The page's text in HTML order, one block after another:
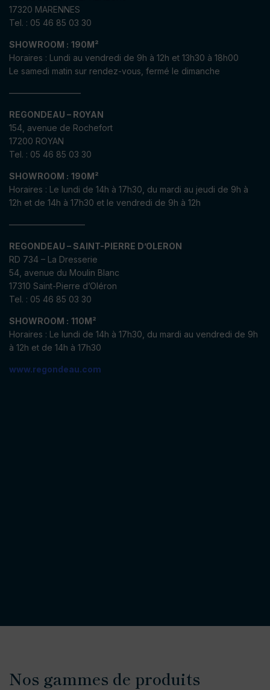
17320 MARENNES
Tel. : 05 46 85 03 30
SHOWROOM : 190M²
Horaires : Lundi au vendredi de 9h à 12h et 13h30 à 18h00
Le samedi matin sur rendez-vous, fermé le dimanche
————————–
REGONDEAU – ROYAN
154, avenue de Rochefort
17200 ROYAN
Tel. : 05 46 85 03 30
SHOWROOM : 190M²
Horaires : Le lundi de 14h à 17h30, du mardi au jeudi de 9h à
12h et de 14h à 17h30 et le vendredi de 9h à 12h
—————————
REGONDEAU – SAINT-PIERRE D’OLERON
RD 734 – La Dresserie
54, avenue du Moulin Blanc
17310 Saint-Pierre d’Oléron
Tel. : 05 46 85 03 30
SHOWROOM : 110M²
Horaires : Le lundi de 14h à 17h30, du mardi au vendredi de 9h
à 12h et de 14h à 17h30
www.regondeau.com
Nos gammes de produits